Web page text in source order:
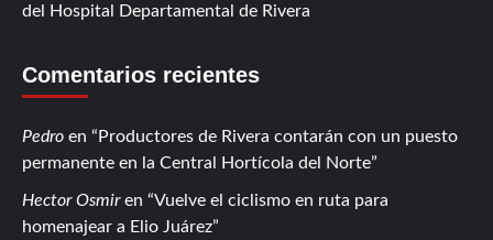
del Hospital Departamental de Rivera
Comentarios recientes
Pedro en
Productores de Rivera contarán con un puesto
permanente en la Central Hortícola del Norte
Hector Osmiren
Vuelve el ciclismo en ruta para
homenajear a Elio Juárez